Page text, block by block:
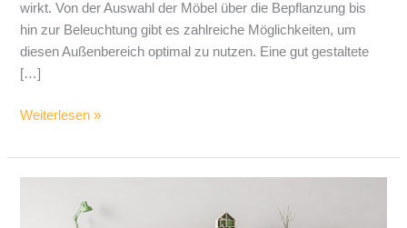
wirkt. Von der Auswahl der Möbel über die Bepflanzung bis
hin zur Beleuchtung gibt es zahlreiche Möglichkeiten, um
diesen Außenbereich optimal zu nutzen. Eine gut gestaltete
[…]
Weiterlesen »
Strategien